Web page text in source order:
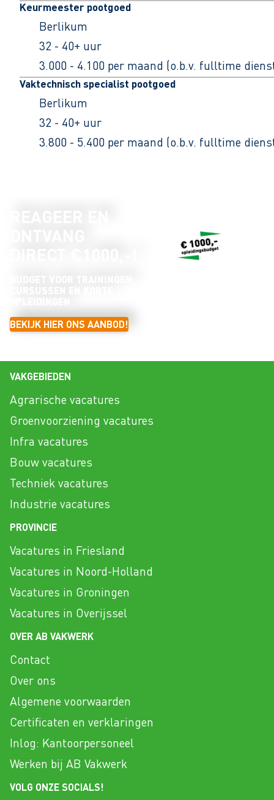
Keurmeester pootgoed
Berlikum
32 - 40+ uur
3.000 - 4.100 per maand (o.b.v. fulltime
Vaktechnisch specialist pootgoed
Berlikum
32 - 40+ uur
3.800 - 5.400 per maand (o.b.v. fulltime
BEKIJK HIER ONS AANBOD!
VAKGEBIEDEN
Agrarische vacatures
Groenvoorziening vacatures
Infra vacatures
Bouw vacatures
Techniek vacatures
Industrie vacatures
PROVINCIE
Vacatures in Friesland
Vacatures in Noord-Holland
Vacatures in Groningen
Vacatures in Overijssel
OVER AB VAKWERK
Contact
Over ons
Algemene voorwaarden
Certificaten en verklaringen
Inlog: Kantoorpersoneel
Werken bij AB Vakwerk
VOLG ONZE SOCIALS!